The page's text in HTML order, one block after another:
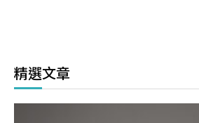
精選文章